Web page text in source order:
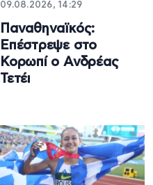
09.08.2026, 14:29
Παναθηναϊκός:
Επέστρεψε στο
Κορωπί ο Ανδρέας
Τετέι